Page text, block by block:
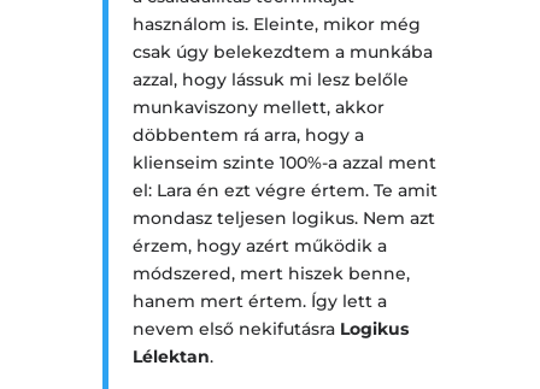
használom is. Eleinte, mikor még
csak úgy belekezdtem a munkába
azzal, hogy lássuk mi lesz belőle
munkaviszony mellett, akkor
döbbentem rá arra, hogy a
klienseim szinte 100%-a azzal ment
el: Lara én ezt végre értem. Te amit
mondasz teljesen logikus. Nem azt
érzem, hogy azért működik a
módszered, mert hiszek benne,
hanem mert értem. Így lett a
nevem első nekifutásra Logikus
Lélektan.